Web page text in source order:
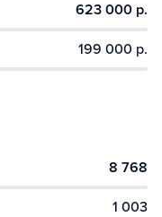
623 000 р.
199 000 р.
8 768
1 003